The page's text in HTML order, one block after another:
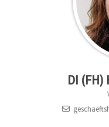
DI (FH)